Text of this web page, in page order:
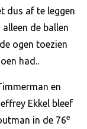
dus af te leggen
de ballen
ogen toezien
had..
en
Ekkel bleef
in de 76e